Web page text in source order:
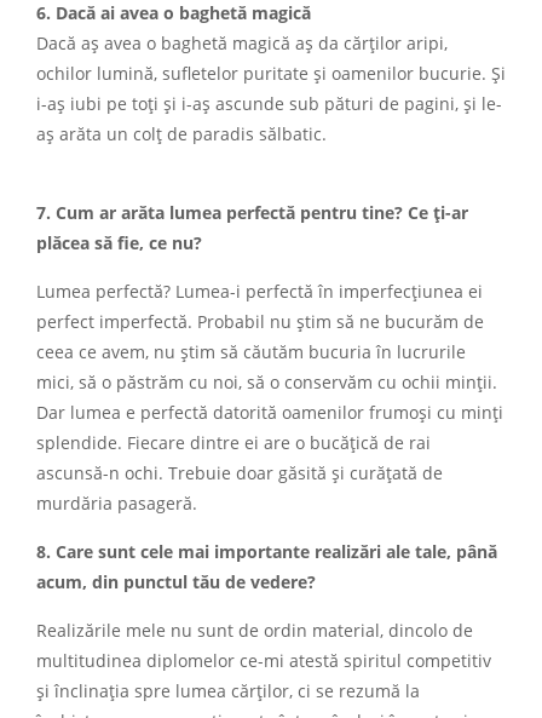
6. Dacă ai avea o baghetă magică
Dacă aș avea o baghetă magică aș da cărților aripi,
ochilor lumină, sufletelor puritate și oamenilor bucurie. Și
i-aș iubi pe toți și i-aș ascunde sub pături de pagini, și le-
aș arăta un colț de paradis sălbatic.
7. Cum ar arăta lumea perfectă pentru tine? Ce ți-ar
plăcea să fie, ce nu?
Lumea perfectă? Lumea-i perfectă în imperfecțiunea ei
perfect imperfectă. Probabil nu știm să ne bucurăm de
ceea ce avem, nu știm să căutăm bucuria în lucrurile
mici, să o păstrăm cu noi, să o conservăm cu ochii minții.
Dar lumea e perfectă datorită oamenilor frumoși cu minți
splendide. Fiecare dintre ei are o bucățică de rai
ascunsă-n ochi. Trebuie doar găsită și curățată de
murdăria pasageră.
8. Care sunt cele mai importante realizări ale tale, până
acum, din punctul tău de vedere?
Realizările mele nu sunt de ordin material, dincolo de
multitudinea diplomelor ce-mi atestă spiritul competitiv
și înclinația spre lumea cărților, ci se rezumă la